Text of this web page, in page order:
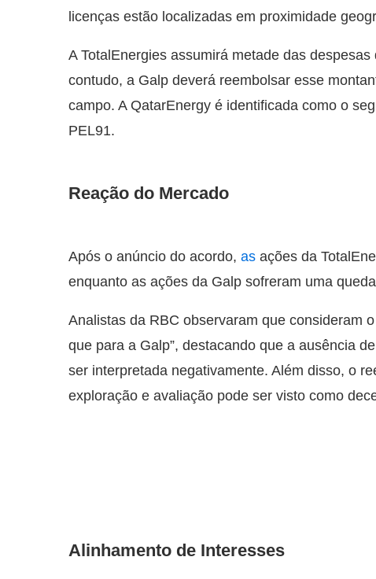
licenças estão localizadas em proximidade
A TotalEnergies assumirá metade das
contudo, a Galp deverá reembolsar esse
campo. A QatarEnergy é identificada como o
PEL91.
Reação do Mercado
Após o anúncio do acordo, as ações da
enquanto as ações da Galp sofreram uma
Analistas da RBC observaram que consideram
que para a Galp”, destacando que a ausência
ser interpretada negativamente. Além disso, o
exploração e avaliação pode ser visto como
Alinhamento de Interesses